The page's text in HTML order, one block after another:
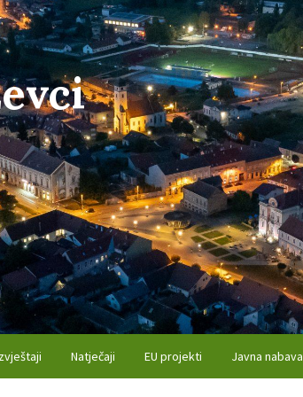
Natječaji EU projekti Javna nabava